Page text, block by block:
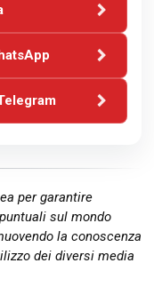
per garantire
sul mondo
la conoscenza
dei diversi media